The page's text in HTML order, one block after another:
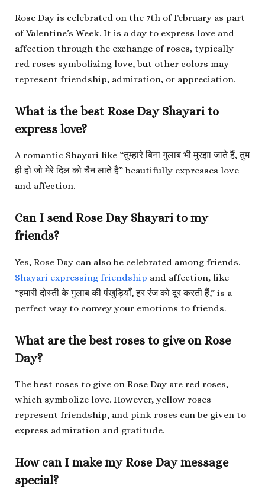
Rose Day is celebrated on the 7th of February as part
of Valentine’s Week. It is a day to express love and
affection through the exchange of roses, typically
red roses symbolizing love, but other colors may
represent friendship, admiration, or appreciation.
What is the best Rose Day Shayari to
express love?
A romantic Shayari like “तुम्हारे बिना गुलाब भी मुरझा जाते हैं, तुम
ही हो जो मेरे दिल को चैन लाते हैं” beautifully expresses love
and affection.
Can I send Rose Day Shayari to my
friends?
Yes, Rose Day can also be celebrated among friends.
Shayari expressing friendship and affection, like
“हमारी दोस्ती के गुलाब की पंखुड़ियाँ, हर रंज को दूर करती हैं,” is a
perfect way to convey your emotions to friends.
What are the best roses to give on Rose
Day?
The best roses to give on Rose Day are red roses,
which symbolize love. However, yellow roses
represent friendship, and pink roses can be given to
express admiration and gratitude.
How can I make my Rose Day message
special?